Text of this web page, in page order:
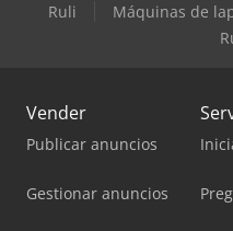
Ruli
Máquinas de
Vender
Publicar anuncios
Gestionar anuncios